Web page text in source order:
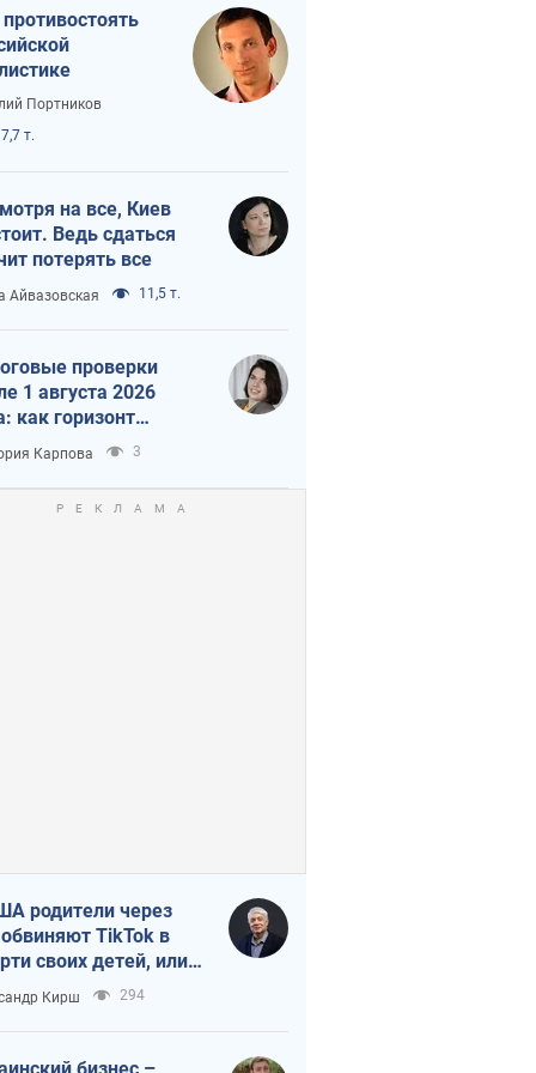
Портников
т.
на все, Киев
Ведь сдаться
потерять все
Айвазовская 11,5 т.
проверки
1 августа 2026
как горизонт
сокращается с
3 лет
Карпова 3
родители через
TikTok в
своих детей, или
КНР на молодежь
Кирш 294